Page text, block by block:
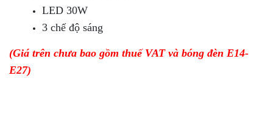
LED 30W
3 chế độ sáng
(Giá trên chưa bao gồm thuế VAT và bóng đèn E14-
E27)